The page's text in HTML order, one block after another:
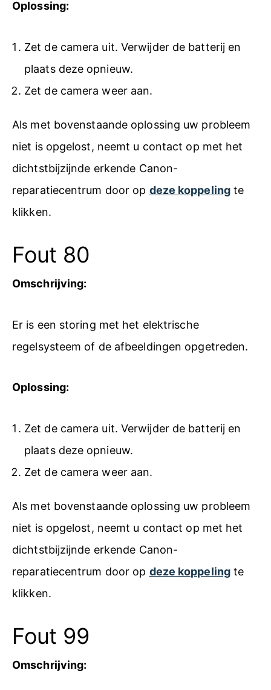
Oplossing:
Zet de camera uit. Verwijder de batterij en
plaats deze opnieuw.
Zet de camera weer aan.
Als met bovenstaande oplossing uw probleem
niet is opgelost, neemt u contact op met het
dichtstbijzijnde erkende Canon-
reparatiecentrum door op deze koppelingte
klikken.
Fout 80
Omschrijving:
Er is een storing met het elektrische
regelsysteem of de afbeeldingen opgetreden.
Oplossing:
Zet de camera uit. Verwijder de batterij en
plaats deze opnieuw.
Zet de camera weer aan.
Als met bovenstaande oplossing uw probleem
niet is opgelost, neemt u contact op met het
dichtstbijzijnde erkende Canon-
reparatiecentrum door op deze koppelingte
klikken.
Fout 99
Omschrijving: